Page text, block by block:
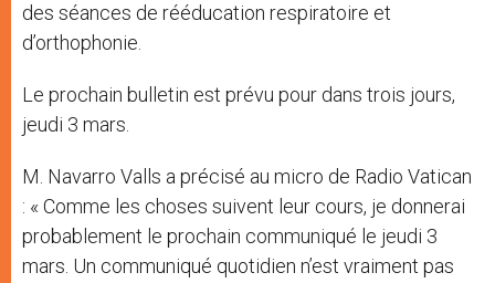
des séances de rééducation respiratoire et
d’orthophonie.
Le prochain bulletin est prévu pour dans trois jours,
jeudi 3 mars.
M. Navarro Valls a précisé au micro de Radio Vatican
: « Comme les choses suivent leur cours, je donnerai
probablement le prochain communiqué le jeudi 3
mars. Un communiqué quotidien n’est vraiment pas